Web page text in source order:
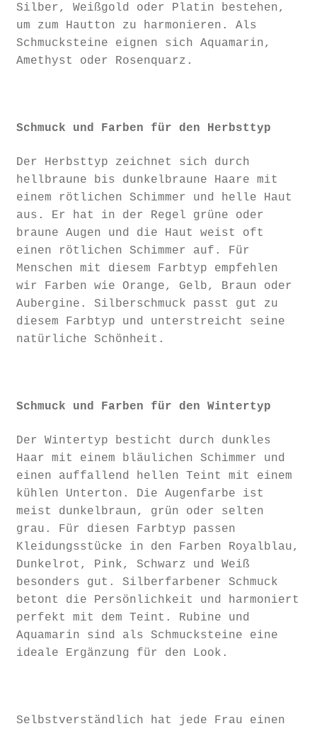
Silber, Weißgold oder Platin bestehen,
um zum Hautton zu harmonieren. Als
Schmucksteine eignen sich Aquamarin,
Amethyst oder Rosenquarz.
Schmuck und Farben für den Herbsttyp
Der Herbsttyp zeichnet sich durch
hellbraune bis dunkelbraune Haare mit
einem rötlichen Schimmer und helle Haut
aus. Er hat in der Regel grüne oder
braune Augen und die Haut weist oft
einen rötlichen Schimmer auf. Für
Menschen mit diesem Farbtyp empfehlen
wir Farben wie Orange, Gelb, Braun oder
Aubergine. Silberschmuck passt gut zu
diesem Farbtyp und unterstreicht seine
natürliche Schönheit.
Schmuck und Farben für den Wintertyp
Der Wintertyp besticht durch dunkles
Haar mit einem bläulichen Schimmer und
einen auffallend hellen Teint mit einem
kühlen Unterton. Die Augenfarbe ist
meist dunkelbraun, grün oder selten
grau. Für diesen Farbtyp passen
Kleidungsstücke in den Farben Royalblau,
Dunkelrot, Pink, Schwarz und Weiß
besonders gut. Silberfarbener Schmuck
betont die Persönlichkeit und harmoniert
perfekt mit dem Teint. Rubine und
Aquamarin sind als Schmucksteine eine
ideale Ergänzung für den Look.
Selbstverständlich hat jede Frau einen